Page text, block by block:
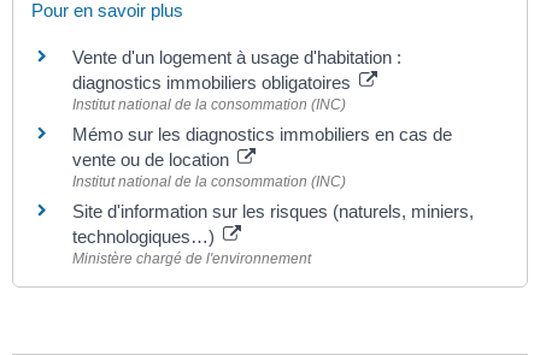
Pour en savoir plus
Vente d'un logement à usage d'habitation :
diagnostics immobiliers obligatoires
Institut national de la consommation (INC)
Mémo sur les diagnostics immobiliers en cas de
vente ou de location
Institut national de la consommation (INC)
Site d'information sur les risques (naturels, miniers,
technologiques…)
Ministère chargé de l'environnement